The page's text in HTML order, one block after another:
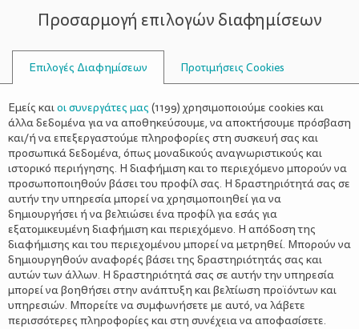
ΣΥΜΒΟΥΛΟΙ
ΩΜΆ ΑΥΓΆ
Προσαρμογή επιλογών διαφημίσεων
Επιλογές Διαφημίσεων Προτιμήσεις Cookies
Εμείς καιοι συνεργάτες μας (1199) χρησιμοποιούμε cookies και
άλλα δεδομένα για να αποθηκεύσουμε, να αποκτήσουμε πρόσβαση
και/ή να επεξεργαστούμε πληροφορίες στη συσκευή σας και
προσωπικά δεδομένα, όπως μοναδικούς αναγνωριστικούς και
ιστορικό περιήγησης. Η διαφήμιση και το περιεχόμενο μπορούν να
προσωποποιηθούν βάσει του προφίλ σας. Η δραστηριότητά σας σε
αυτήν την υπηρεσία μπορεί να χρησιμοποιηθεί για να
δημιουργήσει ή να βελτιώσει ένα προφίλ για εσάς για
εξατομικευμένη διαφήμιση και περιεχόμενο. Η απόδοση της
διαφήμισης και του περιεχομένου μπορεί να μετρηθεί. Μπορούν να
δημιουργηθούν αναφορές βάσει της δραστηριότητάς σας και
αυτών των άλλων. Η δραστηριότητά σας σε αυτήν την υπηρεσία
μπορεί να βοηθήσει στην ανάπτυξη και βελτίωση προϊόντων και
υπηρεσιών. Μπορείτε να συμφωνήσετε με αυτό, να λάβετε
περισσότερες πληροφορίες και στη συνέχεια να αποφασίσετε.